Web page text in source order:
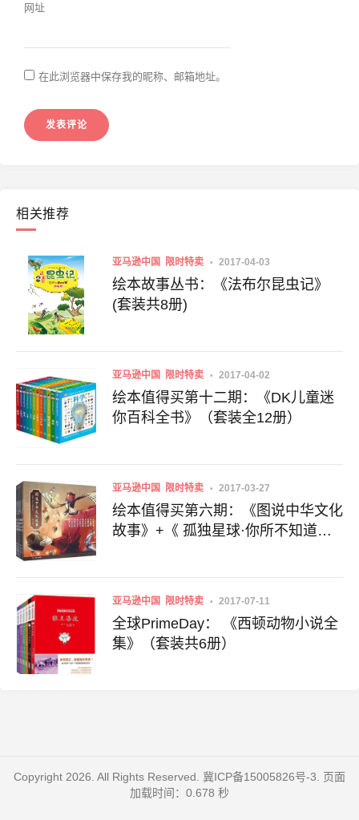
网址
在此浏览器中保存我的昵称、邮箱地址。
相关推荐
亚马逊中国 限时特卖 2017-04-03
绘本故事丛书：《法布尔昆虫记》
(套装共8册)
亚马逊中国 限时特卖 2017-04-02
绘本值得买第十二期：《DK儿童迷
你百科全书》（套装全12册）
亚马逊中国 限时特卖 2017-03-27
绘本值得买第六期：《图说中华文化
故事》+《 孤独星球·你所不知道的
亚马逊中国 限时特卖 2017-07-11
全球PrimeDay： 《西顿动物小说全
集》（套装共6册）
Copyright 2026. All Rights Reserved. 冀ICP备15005826号-3 . 页面
加载时间：0.678 秒